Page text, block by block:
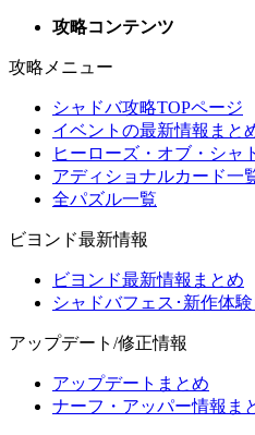
攻略コンテンツ
攻略メニュー
シャドバ攻略TOPページ
イベントの最新情報まと
ヒーローズ・オブ・シャ
アディショナルカード一
全パズル一覧
ビヨンド最新情報
ビヨンド最新情報まとめ
シャドバフェス･新作体験
アップデート/修正情報
アップデートまとめ
ナーフ・アッパー情報ま